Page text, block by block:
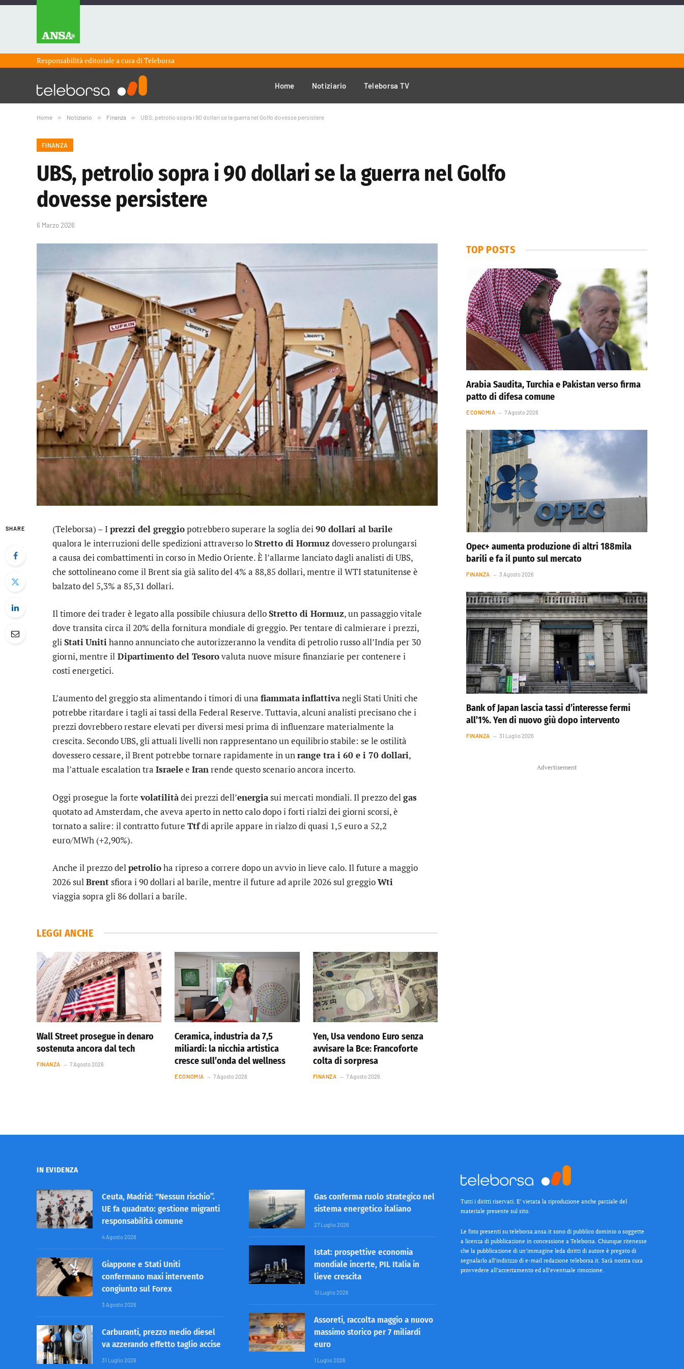
Responsabilità editoriale a cura diTeleborsa
Home Notiziario Teleborsa TV
Home » Notiziario » Finanza » UBS, petrolio sopra i 90 dollari se la guerra nel Golfo dovesse persistere
FINANZA
UBS, petrolio sopra i 90 dollari se la guerra nel Golfo
dovesse persistere
6 Marzo 2026
SHARE (Teleborsa) – I prezzi del greggiopotrebbero superare la soglia dei90 dollari al barile
qualora le interruzioni delle spedizioni attraverso loStretto di Hormuzdovessero prolungarsi
a causa dei combattimenti in corso in Medio Oriente. È l’allarme lanciato dagli analisti di UBS,
che sottolineano come il Brent sia già salito del 4% a 88,85 dollari, mentre il WTI statunitense è
balzato del 5,3% a 85,31 dollari.
Il timore dei trader è legato alla possibile chiusura delloStretto di Hormuz, un passaggio vitale
dove transita circa il 20% della fornitura mondiale di greggio. Per tentare di calmierare i prezzi,
gliStatiUnitihanno annunciato che autorizzeranno la vendita di petrolio russo all’India per 30
giorni, mentre il Dipartimento del Tesorovaluta nuove misure finanziarie per contenere i
costi energetici.
L’aumento del greggio sta alimentando i timori di una fiammatainflattivanegli Stati Uniti che
potrebbe ritardare i tagli ai tassi della Federal Reserve. Tuttavia, alcuni analisti precisano che i
prezzi dovrebbero restare elevati per diversi mesi prima di influenzare materialmente la
crescita. Secondo UBS, gli attuali livelli non rappresentano un equilibrio stabile: se le ostilità
dovessero cessare, il Brent potrebbe tornare rapidamente in unrange tra i 60 e i 70 dollari,
ma l’attuale escalation tra Israelee Iranrende questo scenario ancora incerto.
Oggi prosegue la fortevolatilitàdei prezzi dell’energiasui mercati mondiali. Il prezzo del gas
quotato ad Amsterdam, che aveva aperto in netto calo dopo i forti rialzi dei giorni scorsi, è
tornato a salire: il contratto future Ttfdi aprile appare in rialzo di quasi 1,5 euro a 52,2
euro/MWh (+2,90%).
Anche il prezzo delpetrolioha ripreso a correre dopo un avvio in lieve calo. Il future a maggio
2026 sulBrentsfiora i 90 dollari al barile, mentre il future ad aprile 2026 sul greggioWti
viaggia sopra gli 86 dollari a barile.
LEGGI ANCHE
Wall Street prosegue in denaro
sostenuta ancora dal tech
FINANZA 7 Agosto 2026
Ceramica, industria da 7,5
miliardi: la nicchia artistica
cresce sull’onda del wellness
ECONOMIA 7 Agosto 2026
Yen, Usa vendono Euro senza
avvisare la Bce: Francoforte
colta di sorpresa
FINANZA 7 Agosto 2026
TOP POSTS
Arabia Saudita, Turchia e Pakistan verso firma
patto di difesa comune
ECONOMIA 7 Agosto 2026
Opec+ aumenta produzione di altri 188mila
barili e fa il punto sul mercato
FINANZA 3 Agosto 2026
Bank of Japan lascia tassi d’interesse fermi
all’1%. Yen di nuovo giù dopo intervento
FINANZA 31 Luglio 2026
Advertisement
IN EVIDENZA
Ceuta, Madrid: “Nessun rischio”.
UE fa quadrato: gestione migranti
responsabilità comune
4 Agosto 2026
Giappone e Stati Uniti
confermano maxi intervento
congiunto sul Forex
3 Agosto 2026
Carburanti, prezzo medio diesel
va azzerando effetto taglio accise
31 Luglio 2026
Gas conferma ruolo strategico nel
sistema energetico italiano
27 Luglio 2026
Istat: prospettive economia
mondiale incerte, PIL Italia in
lieve crescita
10 Luglio 2026
Assoreti, raccolta maggio a nuovo
massimo storico per 7 miliardi
euro
1 Luglio 2026
Tutti i diritti riservati. E’ vietata la riproduzione anche parziale del
materiale presente sul sito.
Le foto presenti su teleborsa.ansa.it sono di pubblico dominio o soggette
a licenza di pubblicazione in concessione a Teleborsa. Chiunque ritenesse
che la pubblicazione di un’immagine leda diritti di autore è pregato di
segnalarlo all’indirizzo di e-mail redazione teleborsa.it. Sarà nostra cura
provvedere all’accertamento ed all’eventuale rimozione.